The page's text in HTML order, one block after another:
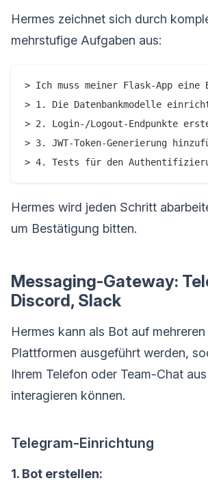
Hermes zeichnet sich durch
mehrstufige Aufgaben aus:
> Ich muss meiner Flask-App
> 1. Die Datenbankmodelle
> 2. Login-/Logout-Endpunkte
> 3. JWT-Token-Generierung
> 4. Tests für den
Hermes wird jeden Schritt
um Bestätigung bitten.
Messaging-Gateway:
Discord, Slack
Hermes kann als Bot auf
Plattformen ausgeführt werden,
Ihrem Telefon oder Team-Chat
interagieren können.
Telegram-Einrichtung
1. Bot erstellen: